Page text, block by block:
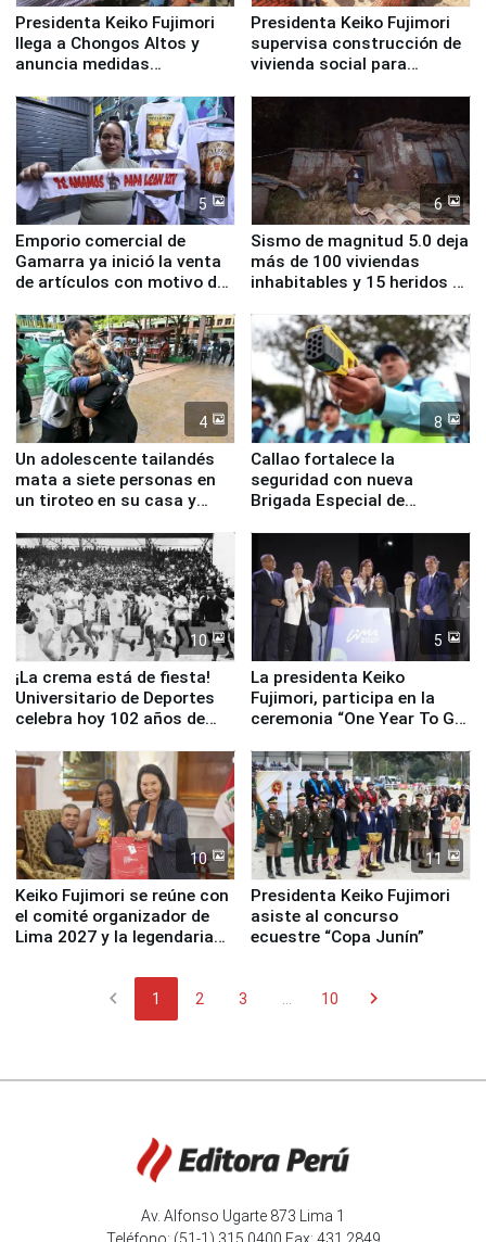
Presidenta Keiko Fujimori
llega a Chongos Altos y
anuncia medidas
educación, salud y empleo
Presidenta Keiko Fujimori
supervisa construcción de
vivienda social para
5
Emporio comercial de
Gamarra ya inició la venta
de artículos con motivo de
6
Sismo de magnitud 5.0 deja
más de 100 viviendas
inhabitables y 15 heridos en
4
Un adolescente tailandés
mata a siete personas en
un tiroteo en su casa y
8
Callao fortalece la
seguridad con nueva
Brigada Especial de
equipamiento para
Serenazgo
10
¡La crema está de fiesta!
Universitario de Deportes
celebra hoy 102 años de
5
La presidenta Keiko
Fujimori, participa en la
ceremonia “One Year To Go
10
Keiko Fujimori se reúne con
el comité organizador de
Lima 2027 y la legendaria
11
Presidenta Keiko Fujimori
asiste al concurso
ecuestre “Copa Junín”
chevron_left 1 2 3 10 chevron_right
Av. Alfonso Ugarte 873 Lima 1
Teléfono: (51-1) 315 0400 Fax: 431 2849